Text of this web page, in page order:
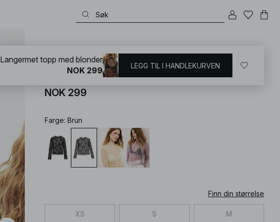
Langermet topp med blonder
NOK 299
Farge: Brun
Finn din størrelse
XS S M
Langermet topp med blonder
NOK 299
LEGG TIL I HANDLEKURVEN